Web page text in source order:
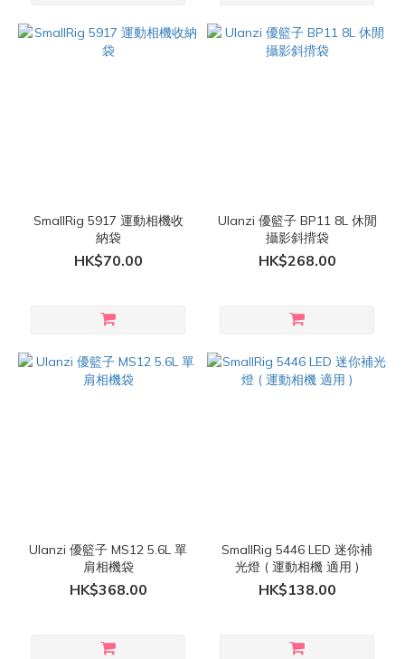
SmallRig 5917 運動相機收
納袋
HK$70.00
Ulanzi 優籃子 BP11 8L 休閒
攝影斜揹袋
HK$268.00
Ulanzi 優籃子 MS12 5.6L 單
肩相機袋
HK$368.00
SmallRig 5446 LED 迷你補
光燈 ( 運動相機 適用 )
HK$138.00